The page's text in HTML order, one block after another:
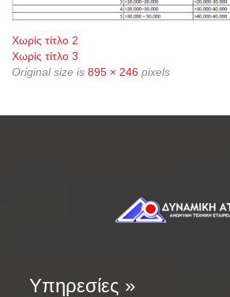
Χωρίς τίτλο 2
Χωρίς τίτλο 3
Original size is 895 × 246 pixels
Υπηρεσίες »